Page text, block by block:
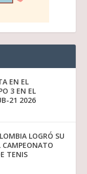
EN EL
3 EN EL
21 2026
LOGRÓ SU
CAMPEONATO
TENIS